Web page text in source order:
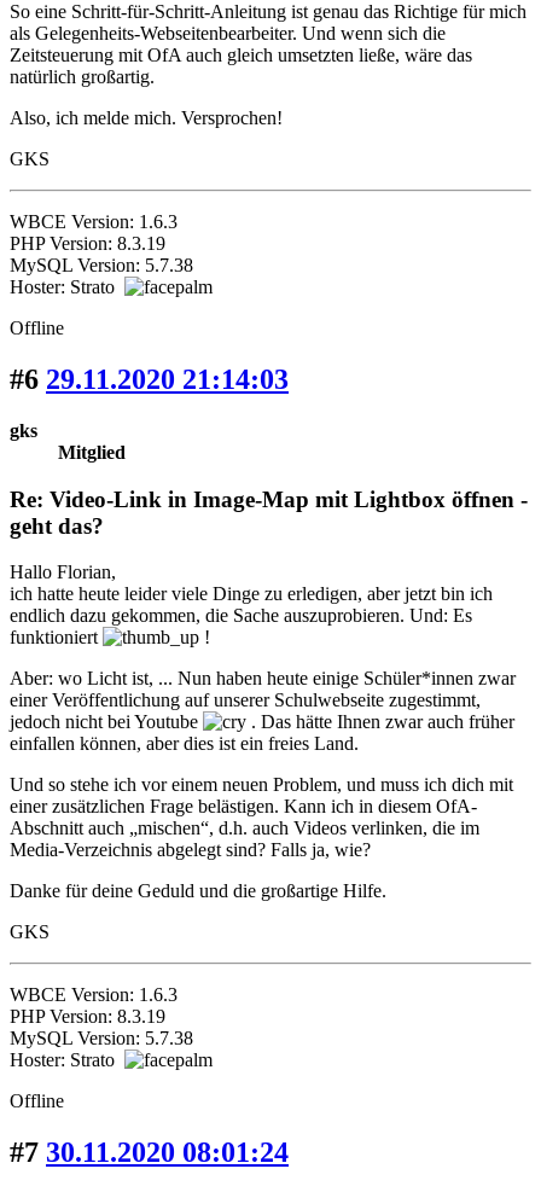
So eine Schritt-für-Schritt-Anleitung ist genau das Richtige für mich
als Gelegenheits-Webseitenbearbeiter. Und wenn sich die
Zeitsteuerung mit OfA auch gleich umsetzten ließe, wäre das
natürlich großartig.
Also, ich melde mich. Versprochen!
GKS
WBCE Version: 1.6.3
PHP Version: 8.3.19
MySQL Version: 5.7.38
Hoster: Strato
Offline
#6 29.11.2020 21:14:03
gks
Mitglied
Re: Video-Link in Image-Map mit Lightbox öffnen -
geht das?
Hallo Florian,
ich hatte heute leider viele Dinge zu erledigen, aber jetzt bin ich
endlich dazu gekommen, die Sache auszuprobieren. Und: Es
funktioniert
!
Aber: wo Licht ist, ... Nun haben heute einige Schüler*innen zwar
einer Veröffentlichung auf unserer Schulwebseite zugestimmt,
jedoch nicht bei Youtube
. Das hätte Ihnen zwar auch früher
einfallen können, aber dies ist ein freies Land.
Und so stehe ich vor einem neuen Problem, und muss ich dich mit
einer zusätzlichen Frage belästigen. Kann ich in diesem OfA-
Abschnitt auch „mischen“, d.h. auch Videos verlinken, die im
Media-Verzeichnis abgelegt sind? Falls ja, wie?
Danke für deine Geduld und die großartige Hilfe.
GKS
WBCE Version: 1.6.3
PHP Version: 8.3.19
MySQL Version: 5.7.38
Hoster: Strato
Offline
#7 30.11.2020 08:01:24